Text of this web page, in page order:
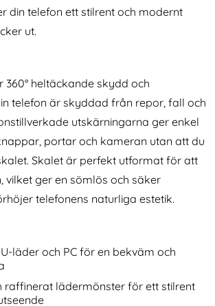
Köp Härdat Glas 2-PACK inkl.
rea pris
124 krtidigare pris
124 kr
Tillgänglighet:
I lager
NORTHJO Samsung Galaxy S26
din telefon ett stilrent och modernt
ut.
360° heltäckande skydd och
telefon är skyddad från repor, fall och
utskärningarna ger enkel
portar och kameran utan att du
Skalet är perfekt utformat för att
vilket ger en sömlös och säker
telefonens naturliga estetik.
läder och PC för en bekväm och
raffinerat lädermönster för ett stilrent